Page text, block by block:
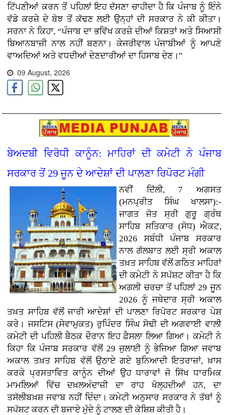
ਟਿੱਪਣੀਆਂ ਕਰਨ ਤੋਂ ਪਹਿਲਾਂ ਇਹ ਦੱਸਣਾ ਚਾਹੀਦਾ ਹੈ ਕਿ ਪੰਜਾਬ ਨੂੰ ਇੰਨੇ
ਵੱਡੇ ਕਰਜ਼ੇ ਦੇ ਬੋਝ ਤੋਂ ਕੱਢਣ ਲਈ ਉਨ੍ਹਾਂ ਦੀ ਸਰਕਾਰ ਨੇ ਕੀ ਕੀਤਾ।
ਸਰਨਾ ਨੇ ਕਿਹਾ, “ਪੰਜਾਬ ਦਾ ਭਵਿੱਖ ਕਰਜ਼ੇ ਦੀਆਂ ਕਿਸ਼ਤਾਂ ਅਤੇ ਸਿਆਸੀ
ਬਿਆਨਬਾਜ਼ੀ ਨਾਲ ਨਹੀਂ ਬਣਨਾ। ਕੇਜਰੀਵਾਲ ਪੰਜਾਬੀਆਂ ਨੂੰ ਆਪਣੇ
ਵਾਅਦਿਆਂ ਅਤੇ ਵਧਦੀਆਂ ਦੇਣਦਾਰੀਆਂ ਦਾ ਹਿਸਾਬ ਦੇਣ।”
09 August, 2026
ਬੇਅਦਬੀ ਵਿਰੋਧੀ ਕਾਨੂੰਨ: ਮਾਹਿਰਾਂ ਦੀ ਕਮੇਟੀ ਨੇ ਪੰਜਾਬ
ਸਰਕਾਰ ਤੋਂ 29 ਜੂਨ ਦੇ ਆਦੇਸ਼ਾਂ ਦੀ ਪਾਲਣਾ ਰਿਪੋਰਟ ਮੰਗੀ
ਨਵੀਂ ਦਿੱਲੀ, 7 ਅਗਸਤ
(ਮਨਪ੍ਰੀਤ ਸਿੰਘ ਖਾਲਸਾ):-
ਜਾਗਤ ਜੋਤ ਸ੍ਰੀ ਗੁਰੂ ਗ੍ਰੰਥ
ਸਾਹਿਬ ਸਤਿਕਾਰ (ਸੋਧ) ਐਕਟ,
2026 ਸਬੰਧੀ ਪੰਜਾਬ ਸਰਕਾਰ
ਨਾਲ ਗੱਲਬਾਤ ਲਈ ਸ੍ਰੀ ਅਕਾਲ
ਤਖ਼ਤ ਸਾਹਿਬ ਵੱਲੋਂ ਗਠਿਤ ਮਾਹਿਰਾਂ
ਦੀ ਕਮੇਟੀ ਨੇ ਸਪੱਸ਼ਟ ਕੀਤਾ ਹੈ ਕਿ
ਅਗਲੀ ਚਰਚਾ ਤੋਂ ਪਹਿਲਾਂ 29 ਜੂਨ
2026 ਨੂੰ ਜਥੇਦਾਰ ਸ੍ਰੀ ਅਕਾਲ
ਤਖ਼ਤ ਸਾਹਿਬ ਵੱਲੋਂ ਜਾਰੀ ਆਦੇਸ਼ਾਂ ਦੀ ਪਾਲਣਾ ਰਿਪੋਰਟ ਸਰਕਾਰ ਪੇਸ਼
ਕਰੇ। ਜਸਟਿਸ (ਸੇਵਾਮੁਕਤ) ਰੁਪਿੰਦਰ ਸਿੰਘ ਸੋਢੀ ਦੀ ਅਗਵਾਈ ਵਾਲੀ
ਕਮੇਟੀ ਦੀ ਪਹਿਲੀ ਬੈਠਕ ਦੌਰਾਨ ਇਹ ਫ਼ੈਸਲਾ ਲਿਆ ਗਿਆ। ਕਮੇਟੀ ਨੇ
ਕਿਹਾ ਕਿ ਪੰਜਾਬ ਸਰਕਾਰ ਵੱਲੋਂ 29 ਜੁਲਾਈ ਨੂੰ ਭੇਜਿਆ ਗਿਆ ਜਵਾਬ
ਅਕਾਲ ਤਖ਼ਤ ਸਾਹਿਬ ਵੱਲੋਂ ਉਠਾਏ ਗਏ ਬੁਨਿਆਦੀ ਇਤਰਾਜ਼ਾਂ, ਖ਼ਾਸ
ਕਰਕੇ ਪ੍ਰਸਤਾਵਿਤ ਕਾਨੂੰਨ ਦੀਆਂ ਉਹ ਧਾਰਾਵਾਂ ਜੋ ਸਿੱਖ ਧਾਰਮਿਕ
ਮਾਮਲਿਆਂ ਵਿੱਚ ਦਖ਼ਲਅੰਦਾਜ਼ੀ ਦਾ ਰਾਹ ਖੋਲ੍ਹਦੀਆਂ ਹਨ, ਦਾ
ਤਸੱਲੀਬਖ਼ਸ਼ ਜਵਾਬ ਨਹੀਂ ਦਿੰਦਾ। ਕਮੇਟੀ ਅਨੁਸਾਰ ਸਰਕਾਰ ਨੇ ਤੱਥਾਂ ਨੂੰ
ਸਪੱਸ਼ਟ ਕਰਨ ਦੀ ਬਜਾਏ ਮੁੱਦੇ ਨੂੰ ਟਾਲਣ ਦੀ ਕੋਸ਼ਿਸ਼ ਕੀਤੀ ਹੈ।